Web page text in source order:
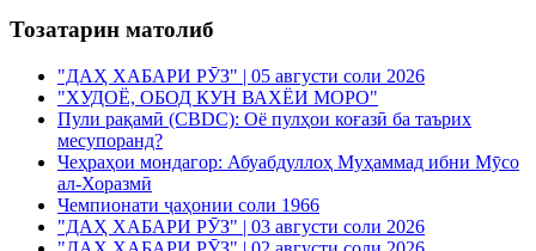
Тозатарин матолиб
"ДАҲ ХАБАРИ РӮЗ" | 05 августи соли 2026
"ХУДОЁ, ОБОД КУН ВАХЁИ МОРО"
Пули рақамӣ (CBDC): Оё пулҳои коғазӣ ба таърих
месупоранд?
Чеҳраҳои мондагор: Абуабдуллоҳ Муҳаммад ибни Мӯсо
ал-Хоразмӣ
Чемпионати ҷаҳонии соли 1966
"ДАҲ ХАБАРИ РӮЗ" | 03 августи соли 2026